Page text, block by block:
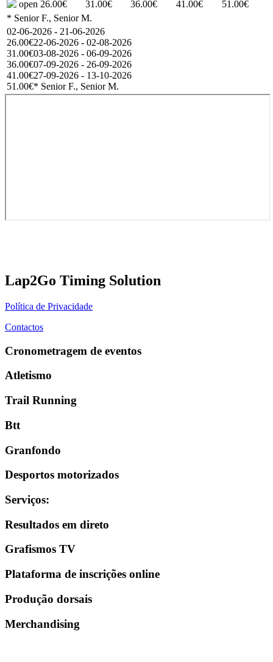
open 26.00€ 31.00€ 36.00€ 41.00€
51.00€
* Senior F., Senior M.
02-06-2026 - 21-06-2026
26.00€22-06-2026 - 02-08-2026
31.00€03-08-2026 - 06-09-2026
36.00€07-09-2026 - 26-09-2026
41.00€27-09-2026 - 13-10-2026
51.00€* Senior F., Senior M.
Lap2Go Timing Solution
Política de Privacidade
Contactos
Cronometragem de eventos
Atletismo
Trail Running
Btt
Granfondo
Desportos motorizados
Serviços:
Resultados em direto
Grafismos TV
Plataforma de inscrições online
Produção dorsais
Merchandising